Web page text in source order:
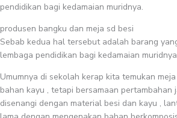
pendidikan bagi kedamaian muridnya.
produsen bangku dan meja sd besi
Sebab kedua hal tersebut adalah barang
lembaga pendidikan bagi kedamaian
Umumnya di sekolah kerap kita temukan
bahan kayu , tetapi bersamaan pertambahan
disenangi dengan material besi dan kayu ,